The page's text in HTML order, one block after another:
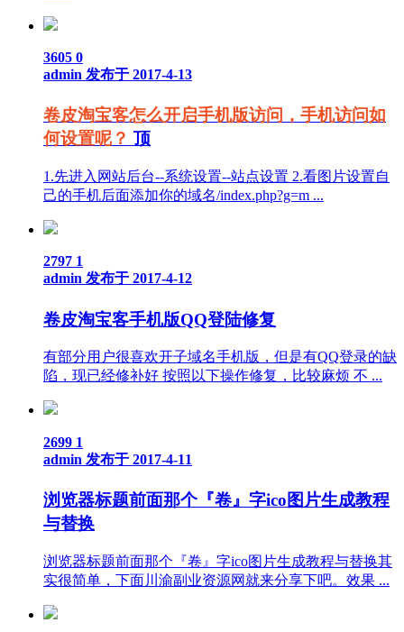
3605 0
admin 发布于 2017-4-13
卷皮淘宝客怎么开启手机版访问，手机访问如
何设置呢？ 顶
1.先进入网站后台--系统设置--站点设置 2.看图片设置自
己的手机后面添加你的域名/index.php?g=m ...
2797 1
admin 发布于 2017-4-12
卷皮淘宝客手机版QQ登陆修复
有部分用户很喜欢开子域名手机版，但是有QQ登录的缺
陷，现已经修补好 按照以下操作修复，比较麻烦 不 ...
2699 1
admin 发布于 2017-4-11
浏览器标题前面那个『卷』字ico图片生成教程
与替换
浏览器标题前面那个『卷』字ico图片生成教程与替换其
实很简单，下面川渝副业资源网就来分享下吧。效果 ...